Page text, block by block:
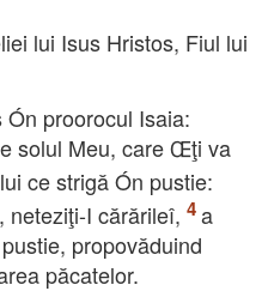
lui Isus Hristos, Fiul lui
proorocul Isaia:
solul Meu, care Œţi va
ce strigă Ón pustie:
neteziţi-I cărărileî,
a
propovăduind
păcatelor.